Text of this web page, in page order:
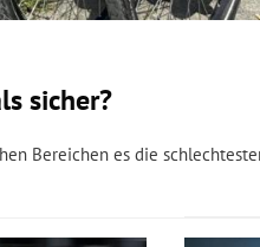
sicher?
Bereichen es die